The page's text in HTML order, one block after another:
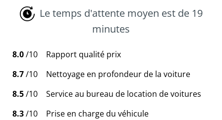
Le temps d'attente moyen est de 19
minutes
8.0/10
Rapport qualité prix
8.7/10
Nettoyage en profondeur de la voiture
8.5/10
Service au bureau de location de voitures
8.3/10
Prise en charge du véhicule